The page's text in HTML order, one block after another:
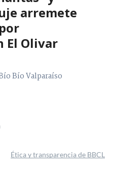
arremete
El Olivar
Bío Valparaíso
Ética y transparencia de BBCL